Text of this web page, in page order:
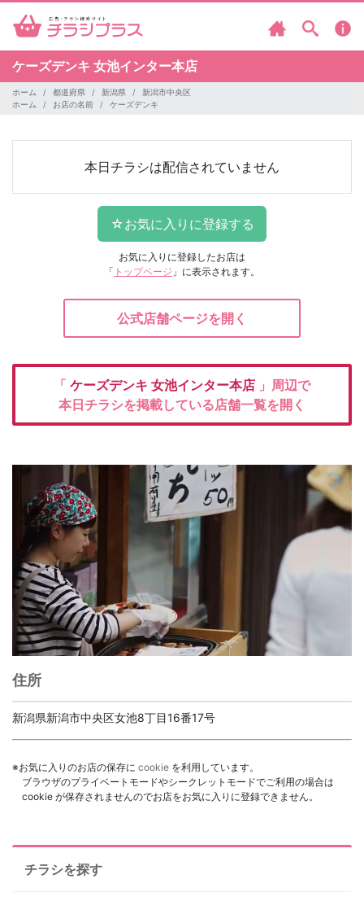
ケーズデンキ 女池インター本店
ホーム 都道府県 新潟県
新潟市中央区
ホーム
お店の名前 ケーズデンキ
本日チラシは配信されていません
お気に入りに登録したお店は
「 トップページ 」に表示されます。
公式店舗ページを開く
「 ケーズデンキ 女池インター本店 」周辺で
本日チラシを掲載している店舗一覧を開く
住所
新潟県新潟市中央区女池8丁目16番17号
※お気に入りのお店の保存に cookie を利用しています。
ブラウザのプライベートモードやシークレットモードでご利用の場合は
cookie が保存されませんのでお店をお気に入りに登録できません。
チラシを探す